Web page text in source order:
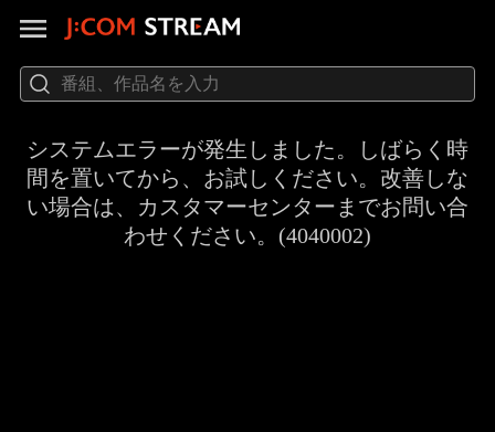
システムエラーが発生しました。しばらく時
間を置いてから、お試しください。改善しな
い場合は、カスタマーセンターまでお問い合
わせください。(4040002)